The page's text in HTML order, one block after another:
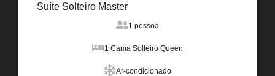
Suíte Solteiro Master
1 pessoa
1 Cama Solteiro Queen
Ar-condicionado